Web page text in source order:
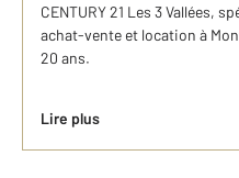
CENTURY 21 Les 3 Vallées,
achat-vente et location à
20 ans.
Lire plus